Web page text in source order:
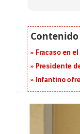
Fracaso en
Presidente
Infantino